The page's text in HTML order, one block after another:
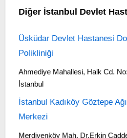
Diğer İstanbul Devlet
Üsküdar Devlet Hastanesi
Polikliniği
Ahmediye Mahallesi, Halk Cd.
İstanbul
İstanbul Kadıköy Göztepe
Merkezi
Merdivenköy Mah. Dr.Erkin